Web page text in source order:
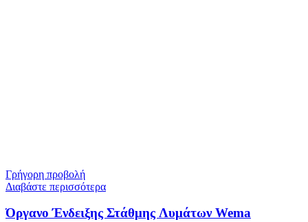
Γρήγορη προβολή
Διαβάστε περισσότερα
Όργανο Ένδειξης Στάθμης Λυμάτων Wema